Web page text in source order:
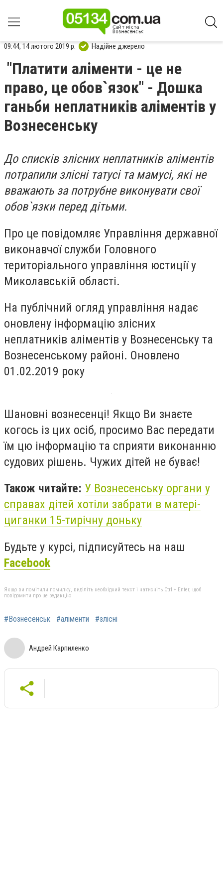
09:44, 14 лютого 2019 р. Надійне джерело
"Платити аліменти - це не
право, це обов`язок" - Дошка
ганьби неплатників аліментів у
Вознесенську
До списків злісних неплатників аліментів
потрапили злісні татусі та мамусі, які не
вважають за потрубне виконувати свої
обов`язки перед дітьми.
Про це повідомляє Управління державної
виконавчої служби Головного
територіального управління юстиції у
Миколавській області.
На публічний огляд управління надає
оновлену інформацію злісних
неплатників аліментів у Вознесенську та
Вознесенському районі. Оновлено
01.02.2019 року
Шановні вознесенці! Якщо Ви знаєте
когось із цих осіб, просимо Вас передати
їм цю інформацію та сприяти виконанню
судових рішень. Чужих дітей не буває!
Також читайте: У Вознесенську органи у
справах дітей хотіли забрати в матері-
циганки 15-тирічну доньку
Будьте у курсі, підписуйтесь на наш
Facebook
Якщо ви помітили помилку, виділіть необхідний текст і натисніть Ctrl + Enter, щоб
повідомити про це редакцію
#Вознесенськ #аліменти #злісні
Андрей Карпиленко